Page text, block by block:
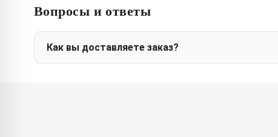
Вопросы и ответы
Как вы доставляете заказ?